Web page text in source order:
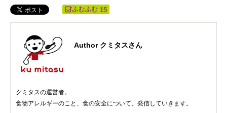
15
Author クミタスさん
クミタスの運営者。
食物アレルギーのこと、食の安全について、発信していきます。